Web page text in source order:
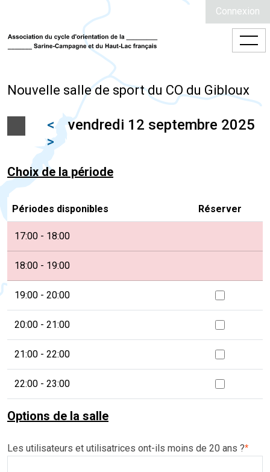
Connexion
Nouvelle salle de sport du CO du Gibloux
< vendredi 12 septembre 2025
>
Choix de la période
Périodes disponibles Réserver
17:00 - 18:00
18:00 - 19:00
19:00 - 20:00
20:00 - 21:00
21:00 - 22:00
22:00 - 23:00
Options de la salle
Les utilisateurs et utilisatrices ont-ils moins de 20 ans ?*